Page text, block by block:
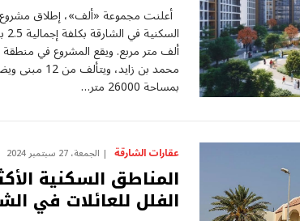
أعلنت مجموعة «ألف»، إطلاق
ألف متر مربع. ويقع المشروع في
محمد بن
بمساحة 26000 متر…
عقارات الشارقة الجمعة، 27 سبتمبر 2024
المناطق السكنية
الفلل للعائلات في